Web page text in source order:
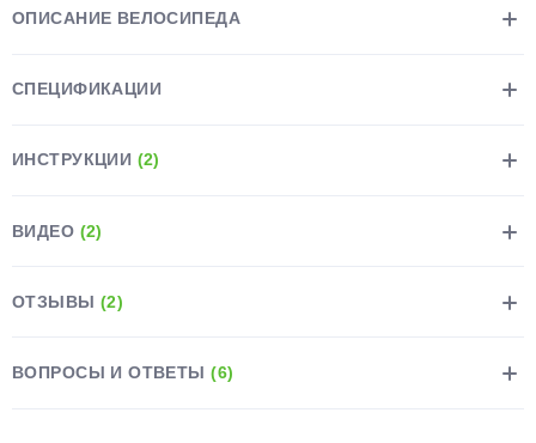
ОПИСАНИЕ ВЕЛОСИПЕДА
СПЕЦИФИКАЦИИ
ИНСТРУКЦИИ (2)
ВИДЕО (2)
ОТЗЫВЫ (2)
ВОПРОСЫ И ОТВЕТЫ(6)